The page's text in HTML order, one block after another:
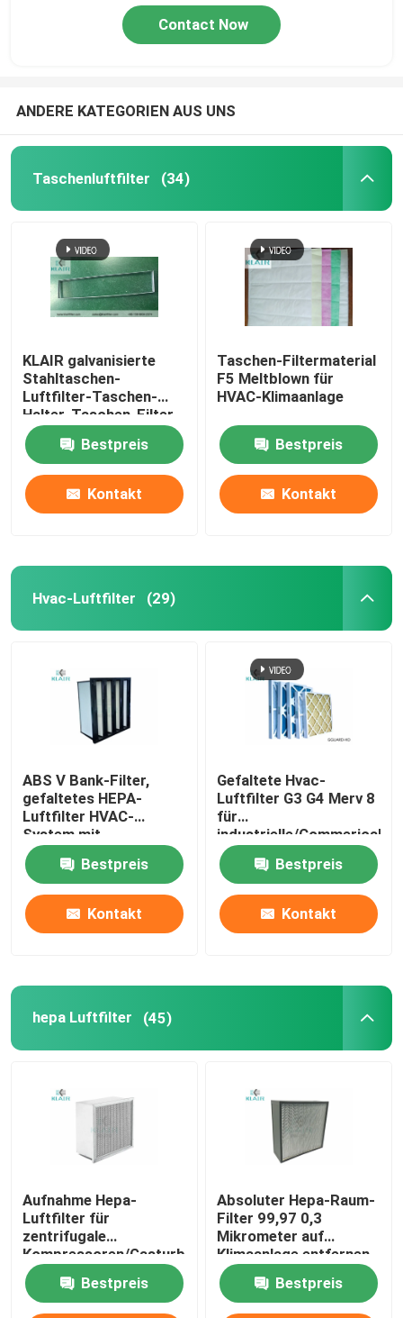
Haus
Produkte
Fabrik-Ausflug
Qualitätskontrolle
Contact Now
ANDERE KATEGORIEN AUS UNS
Taschenluftfilter (34)
KLAIR galvanisierte
Stahltaschen-
Luftfilter-Taschen-
Halter-Taschen-Filter-
Rahmen
Bestpreis
Kontakt
Taschen-Filtermaterial
F5 Meltblown für
HVAC-Klimaanlage
Bestpreis
Kontakt
Hvac-Luftfilter (29)
ABS V Bank-Filter,
gefaltetes HEPA-
Luftfilter HVAC-
System mit
Plastikrahmen
Bestpreis
Kontakt
Gefaltete Hvac-
Luftfilter G3 G4 Merv 8
für
industrielle/Commerical-
Anwendung
Bestpreis
Kontakt
hepa Luftfilter (45)
Aufnahme Hepa-
Luftfilter für
zentrifugale
Kompressoren/Gasturbinen/Maschinen
Bestpreis
Absoluter Hepa-Raum-
Filter 99,97 0,3
Mikrometer auf
Klimaanlage entfernen
Form-Sporen
Bestpreis